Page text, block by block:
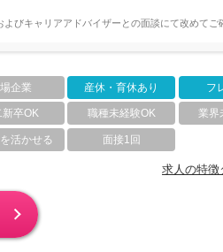
びキャリアアドバイザーとの面談にて改めてご
場企業 産休・育休あり フ
新卒OK 職種未経験OK 業界
活かせる 面接1回
求人の特徴